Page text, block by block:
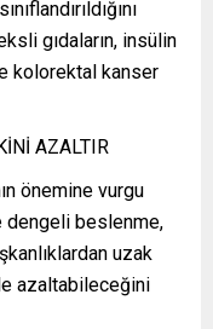
gıdaların, insülin
kolorektal kanser
AZALTIR
önemine vurgu
dengeli beslenme,
uzak
azaltabileceğini